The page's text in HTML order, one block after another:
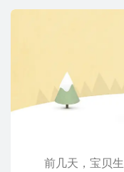
前几天，宝贝生